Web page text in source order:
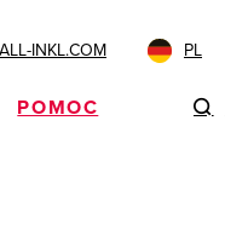
INKL.COM PL
POMOC